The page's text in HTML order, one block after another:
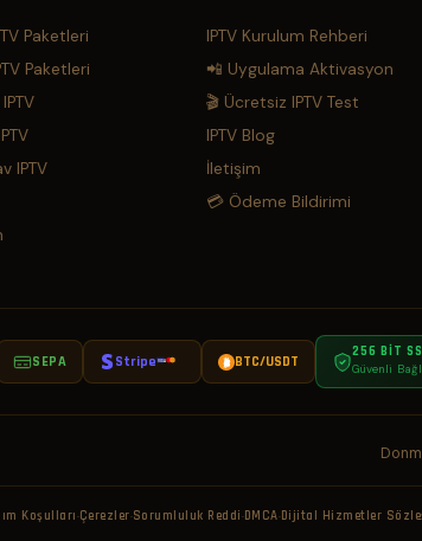
Paketleri
Paketleri
IPTV
IPTV Kurulum Rehberi
📲 Uygulama Aktivasyon
🎬 Ücretsiz IPTV Test
IPTV Blog
İletişim
💳 Ödeme Bildirimi
SEPA Stripe BTC/USDT
256 BIT
Güvenli
Koşulları·Çerezler·Sorumluluk Reddi·DMCA·Dijital Hizmetler